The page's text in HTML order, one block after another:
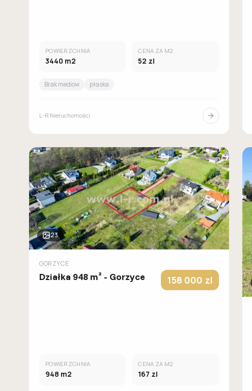
POWIERZCHNIA
3440 m2
CENA ZA M2
52 zl
Brak mediow płaska
L-R Nieruchomości
23
GORZYCE
Działka 948 m² - Gorzyce 158 000 zl
POWIERZCHNIA
948 m2
CENA ZA M2
167 zl